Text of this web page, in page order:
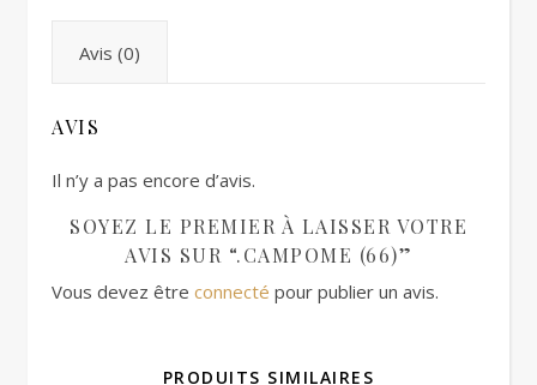
Avis (0)
AVIS
Il n’y a pas encore d’avis.
SOYEZ LE PREMIER À LAISSER VOTRE
AVIS SUR “.CAMPOME (66)”
Vous devez être connecté pour publier un avis.
PRODUITS SIMILAIRES